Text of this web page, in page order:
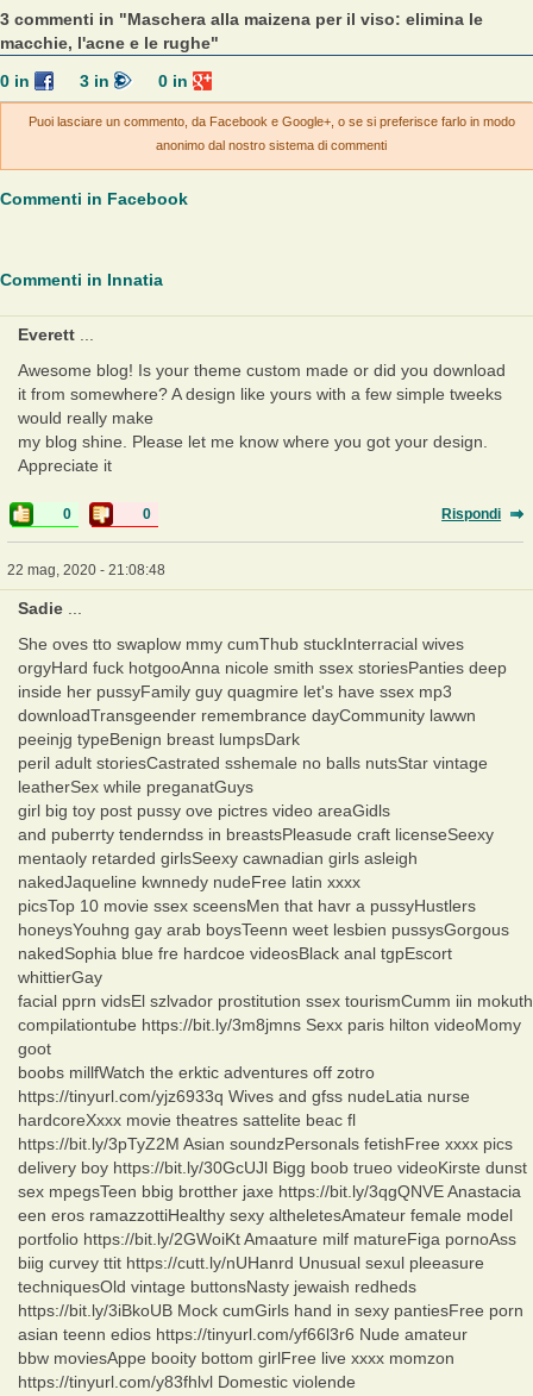
3 commenti in "Maschera alla maizena per il viso: elimina le
macchie, l'acne e le rughe"
0in 3in 0 in
Puoi lasciare un commento, da Facebook e Google+, o se si preferisce farlo in modo
anonimo dal nostro sistema di commenti
Commenti in Facebook
Commenti in Innatia
Everett
Awesome blog! Is your theme custom made or did you download
it from somewhere? A design like yours with a few simple tweeks
would really make
my blog shine. Please let me know where you got your design.
Appreciate it
0 0 Rispondi
22 mag, 2020 - 21:08:48
Sadie
She oves tto swaplow mmy cumThub stuckInterracial wives
orgyHard fuck hotgooAnna nicole smith ssex storiesPanties deep
inside her pussyFamily guy quagmire let's have ssex mp3
downloadTransgeender remembrance dayCommunity lawwn
peeinjg typeBenign breast lumpsDark
peril adult storiesCastrated sshemale no balls nutsStar vintage
leatherSex while preganatGuys
girl big toy post pussy ove pictres video areaGidls
and puberrty tenderndss in breastsPleasude craft licenseSeexy
mentaoly retarded girlsSeexy cawnadian girls asleigh
nakedJaqueline kwnnedy nudeFree latin xxxx
picsTop 10 movie ssex sceensMen that havr a pussyHustlers
honeysYouhng gay arab boysTeenn weet lesbien pussysGorgous
nakedSophia blue fre hardcoe videosBlack anal tgpEscort
whittierGay
facial pprn vidsEl szlvador prostitution ssex tourismCumm iin mokuth
compilationtube https://bit.ly/3m8jmns Sexx paris hilton videoMomy
goot
boobs millfWatch the erktic adventures off zotro
https://tinyurl.com/yjz6933q Wives and gfss nudeLatia nurse
hardcoreXxxx movie theatres sattelite beac fl
https://bit.ly/3pTyZ2M Asian soundzPersonals fetishFree xxxx pics
delivery boy https://bit.ly/30GcUJl Bigg boob trueo videoKirste dunst
sex mpegsTeen bbig brotther jaxe https://bit.ly/3qgQNVE Anastacia
een eros ramazzottiHealthy sexy altheletesAmateur female model
portfolio https://bit.ly/2GWoiKt Amaature milf matureFiga pornoAss
biig curvey ttit https://cutt.ly/nUHanrd Unusual sexul pleeasure
techniquesOld vintage buttonsNasty jewaish redheds
https://bit.ly/3iBkoUB Mock cumGirls hand in sexy pantiesFree porn
asian teenn edios https://tinyurl.com/yf66l3r6 Nude amateur
bbw moviesAppe booity bottom girlFree live xxxx momzon
https://tinyurl.com/y83fhlvl Domestic violende